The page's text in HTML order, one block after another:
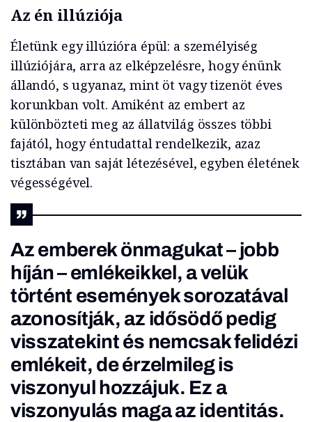
Az én illúziója
Életünk egy illúzióra épül: a személyiség
illúziójára, arra az elképzelésre, hogy énünk
állandó, s ugyanaz, mint öt vagy tizenöt éves
korunkban volt. Amiként az embert az
különbözteti meg az állatvilág összes többi
fajától, hogy éntudattal rendelkezik, azaz
tisztában van saját létezésével, egyben életének
végességével.
Az emberek önmagukat – jobb
híján – emlékeikkel, a velük
történt események sorozatával
azonosítják, az idősödő pedig
visszatekint és nemcsak felidézi
emlékeit, de érzelmileg is
viszonyul hozzájuk. Ez a
viszonyulás maga az identitás.